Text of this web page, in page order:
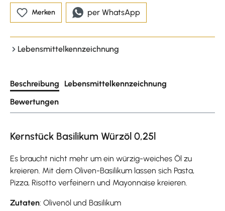
Merken per WhatsApp
Lebensmittelkennzeichnung
Beschreibung
Lebensmittelkennzeichnung
Bewertungen
Kernstück Basilikum Würzöl 0,25l
Es braucht nicht mehr um ein würzig-weiches Öl zu
kreieren. Mit dem Oliven-Basilikum lassen sich Pasta,
Pizza, Risotto verfeinern und Mayonnaise kreieren.
Zutaten: Olivenöl und Basilikum